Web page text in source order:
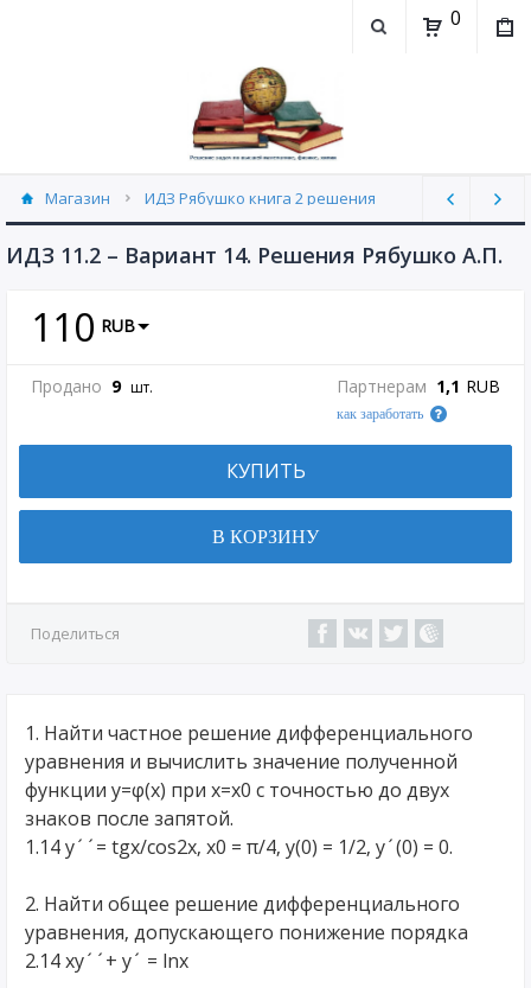
0
Магазин
ИДЗ Рябушко книга 2 решения
ИДЗ 11.2 часть 2 Рябушко (30)
ИДЗ 11.2 – Вариант 14. Решения Рябушко А.П.
110 RUB
Продано 9 шт. Партнерам 1,1 RUB
как заработать
КУПИТЬ
В КОРЗИНУ
Поделиться
1. Найти частное решение дифференциального
уравнения и вычислить значение полученной
функции y=φ(x) при x=x0 с точностью до двух
знаков после запятой.
1.14 y´´= tgx/cos2x, x0 = π/4, y(0) = 1/2, y´(0) = 0.
2. Найти общее решение дифференциального
уравнения, допускающего понижение порядка
2.14 xy´´+ y´ = lnx